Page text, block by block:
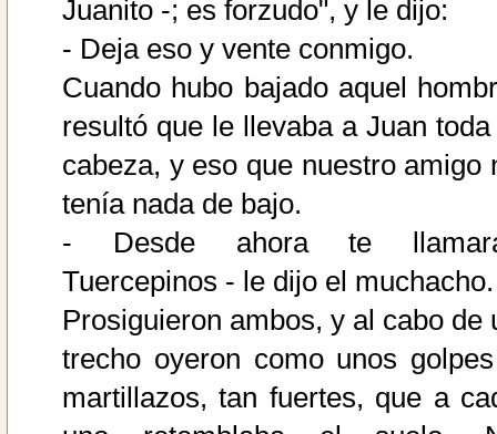
Juanito -; es forzudo", y le dijo:
- Deja eso y vente conmigo.
Cuando hubo bajado aquel
resultó que le llevaba a Juan
cabeza, y eso que nuestro amigo
tenía nada de bajo.
- Desde ahora te
Tuercepinos - le dijo el muchacho.
Prosiguieron ambos, y al cabo de
trecho oyeron como unos
martillazos, tan fuertes, que a